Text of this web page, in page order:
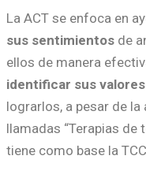
La ACT se enfoca en
sus sentimientos de
ellos de manera
identificar sus
lograrlos, a pesar de la
llamadas “Terapias de
tiene como base la